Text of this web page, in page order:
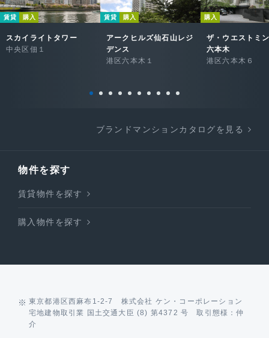
賃貸 購入
スカイライトタワー
中央区佃１
賃貸 購入
アークヒルズ仙石山レジ
デンス
港区六本木１
購入
ザ・ウエストミ
六本木
港区六本木６
ブランドマンションカタログを見る
物件を探す
賃貸物件を探す
購入物件を探す
東京都港区西麻布1-2-7 株式会社 ケン・コーポレーション
宅地建物取引業 国土交通大臣 (8) 第4372 号 取引態様：仲
介